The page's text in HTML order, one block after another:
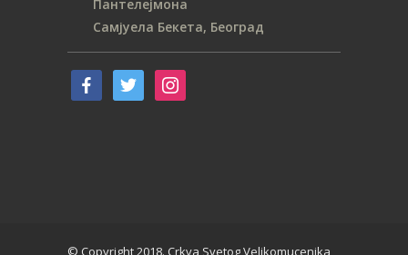
Пантелејмона
Самјуела Бекета, Београд
© Copyright 2018. Crkva Svetog Velikomucenika